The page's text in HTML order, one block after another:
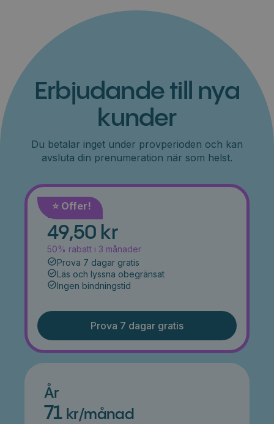
Erbjudande till nya
kunder
Du betalar inget under provperioden och kan
avsluta din prenumeration när som helst.
⭐️ Offer!
Månad
49,50 kr
50% rabatt i 3 månader
Prova 7 dagar gratis
Läs och lyssna obegränsat
Ingen bindningstid
Prova 7 dagar gratis
År
71 kr/månad